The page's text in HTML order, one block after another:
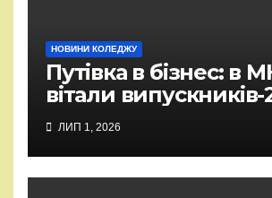
НОВИНИ КОЛЕДЖУ
Путівка в бізнес: в
вітали випускників-
ЛИП 1, 2026